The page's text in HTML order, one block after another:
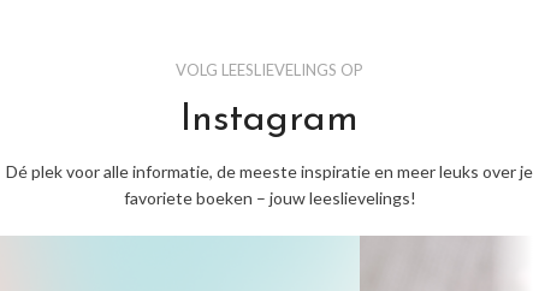
VOLG LEESLIEVELINGS OP
Instagram
Dé plek voor alle informatie, de meeste inspiratie en meer leuks over je
favoriete boeken – jouw leeslievelings!